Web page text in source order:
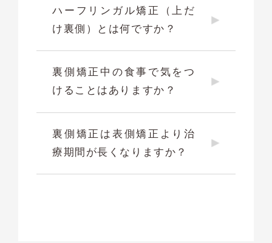
ハーフリンガル矯正（上だ
け裏側）とは何ですか？
裏側矯正中の食事で気をつ
けることはありますか？
裏側矯正は表側矯正より治
療期間が長くなりますか？